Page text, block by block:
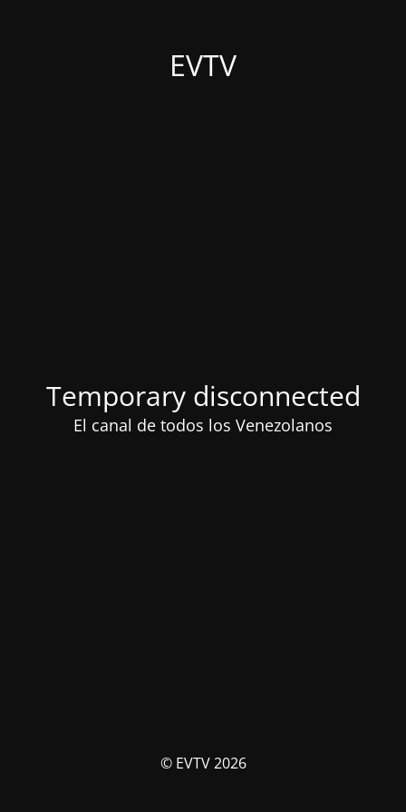
EVTV
Temporary disconnected
El canal de todos los Venezolanos
© EVTV 2026